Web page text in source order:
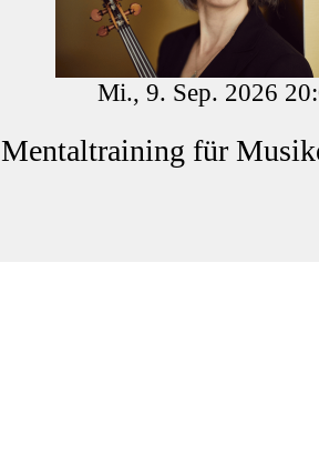
Mi., 9. Sep. 2026
Mentaltraining für